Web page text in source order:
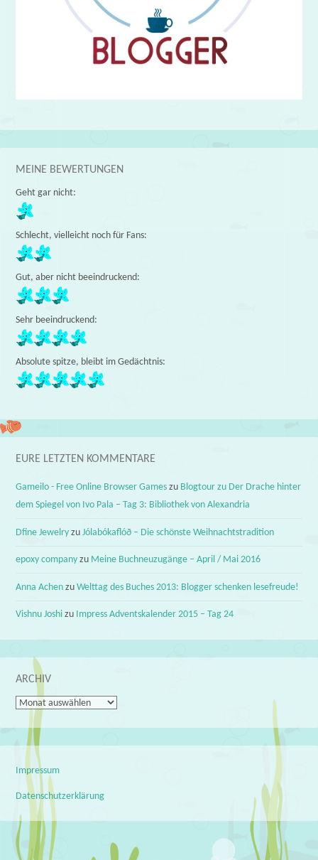
MEINE BEWERTUNGEN
Geht gar nicht:
Schlecht, vielleicht noch für Fans:
Gut, aber nicht beeindruckend:
Sehr beeindruckend:
Absolute spitze, bleibt im Gedächtnis:
EURE LETZTEN KOMMENTARE
Gameilo - Free Online Browser Games zu Blogtour zu Der Drache hinter
dem Spiegel von Ivo Pala – Tag 3: Bibliothek von Alexandria
Dfine Jewelry zuJólabókaflóð – Die schönste Weihnachtstradition
epoxy company zu Meine Buchneuzugänge – April / Mai 2016
Anna Achen zuWelttag des Buches 2013: Blogger schenken lesefreude!
Vishnu Joshi zu Impress Adventskalender 2015 – Tag 24
ARCHIV
Archiv
Impressum
Datenschutzerklärung